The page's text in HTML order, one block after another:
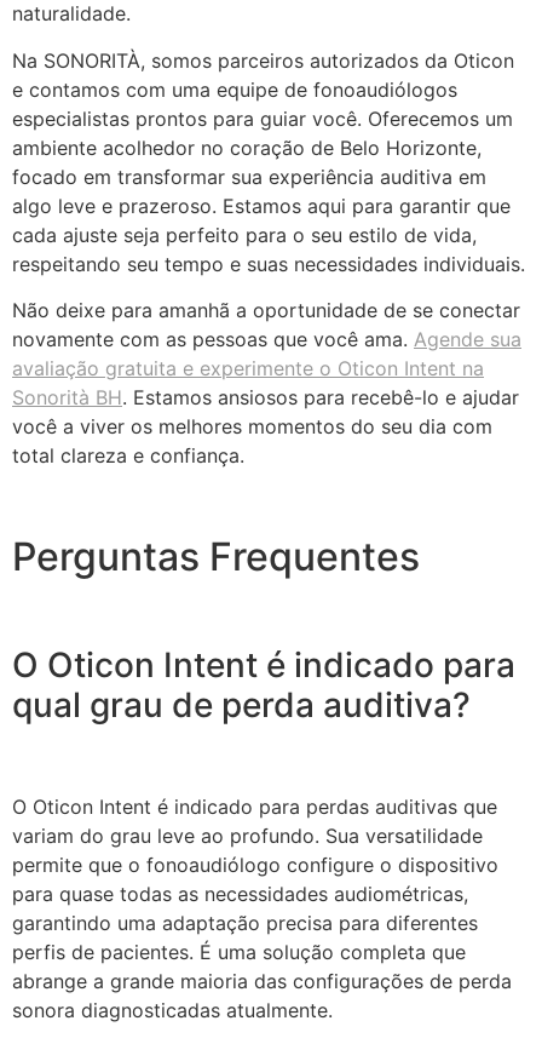
naturalidade.
Na SONORITÀ, somos parceiros autorizados da Oticon
e contamos com uma equipe de fonoaudiólogos
especialistas prontos para guiar você. Oferecemos um
ambiente acolhedor no coração de Belo Horizonte,
focado em transformar sua experiência auditiva em
algo leve e prazeroso. Estamos aqui para garantir que
cada ajuste seja perfeito para o seu estilo de vida,
respeitando seu tempo e suas necessidades individuais.
Não deixe para amanhã a oportunidade de se conectar
novamente com as pessoas que você ama. Agende sua
avaliação gratuita e experimente o Oticon Intent na
Sonorità BH. Estamos ansiosos para recebê-lo e ajudar
você a viver os melhores momentos do seu dia com
total clareza e confiança.
Perguntas Frequentes
O Oticon Intent é indicado para
qual grau de perda auditiva?
O Oticon Intent é indicado para perdas auditivas que
variam do grau leve ao profundo. Sua versatilidade
permite que o fonoaudiólogo configure o dispositivo
para quase todas as necessidades audiométricas,
garantindo uma adaptação precisa para diferentes
perfis de pacientes. É uma solução completa que
abrange a grande maioria das configurações de perda
sonora diagnosticadas atualmente.